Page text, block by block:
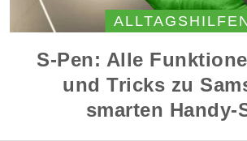
S-Pen: Alle
und Tricks zu
smarten Handy-